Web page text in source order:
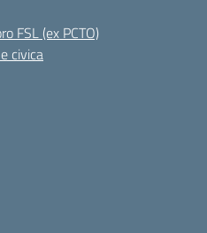
FSL (ex PCTO)
civica